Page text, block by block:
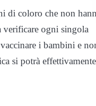
di coloro che non
verificare ogni singola
i bambini e
si potrà effettivamente